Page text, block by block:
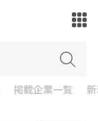
掲載企業一覧